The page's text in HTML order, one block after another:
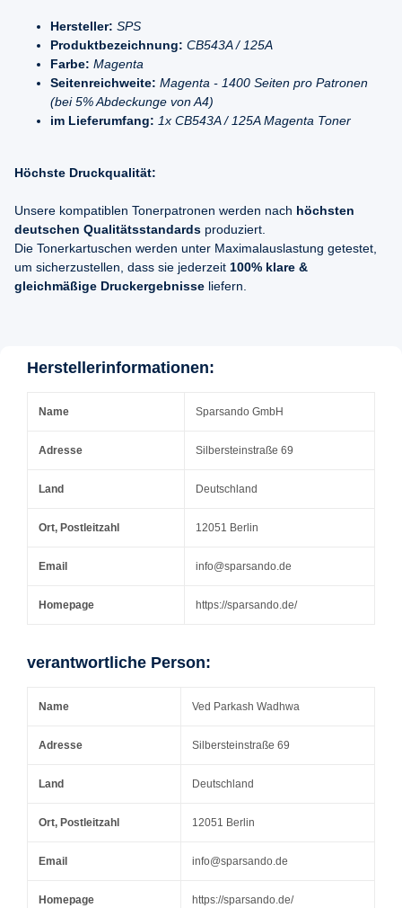
Hersteller: SPS
Produktbezeichnung: CB543A / 125A
Farbe: Magenta
Seitenreichweite: Magenta - 1400 Seiten pro Patronen
(bei 5% Abdeckunge von A4)
im Lieferumfang: 1x CB543A / 125A Magenta Toner
Höchste Druckqualität:
Unsere kompatiblen Tonerpatronen werden nach höchsten
deutschen Qualitätsstandards produziert.
Die Tonerkartuschen werden unter Maximalauslastung getestet,
um sicherzustellen, dass sie jederzeit 100% klare &
gleichmäßige Druckergebnisse liefern.
Herstellerinformationen:
Name Sparsando GmbH
Adresse Silbersteinstraße 69
Land Deutschland
Ort, Postleitzahl 12051 Berlin
Email info@sparsando.de
Homepage https://sparsando.de/
verantwortliche Person:
Name Ved Parkash Wadhwa
Adresse Silbersteinstraße 69
Land Deutschland
Ort, Postleitzahl 12051 Berlin
Email info@sparsando.de
Homepage https://sparsando.de/